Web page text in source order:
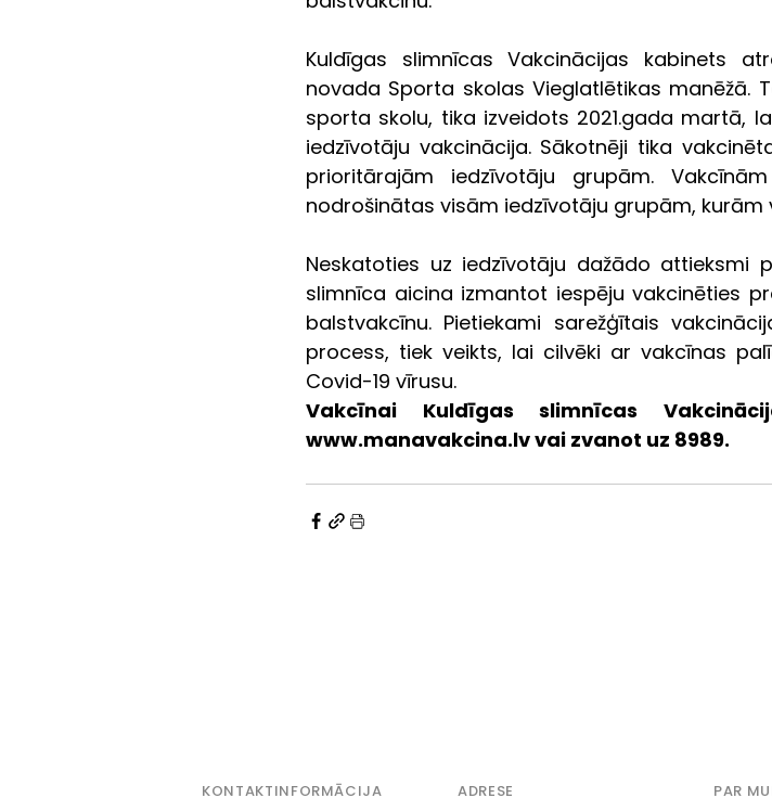
Kuldīgas slimnīcas Vakcinācijas kabinets
novada Sporta skolas Vieglatlētikas manēžā.
sporta skolu, tika izveidots 2021.gada martā,
iedzīvotāju vakcinācija. Sākotnēji tika
prioritārajām iedzīvotāju grupām.
nodrošinātas visām iedzīvotāju grupām, kurām
Neskatoties uz iedzīvotāju dažādo attieksmi
slimnīca aicina izmantot iespēju vakcinēties
balstvakcīnu. Pietiekami sarežģītais
process, tiek veikts, lai cilvēki ar vakcīnas
Covid-19 vīrusu.
Vakcīnai Kuldīgas slimnīcas
www.manavakcina.lv vai zvanot uz 8989.
KONTAKTINFORMĀCIJA
ADRESE
PAR